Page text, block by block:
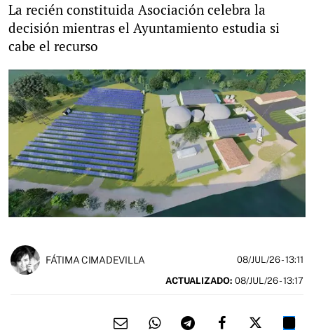
La recién constituida Asociación celebra la
decisión mientras el Ayuntamiento estudia si
cabe el recurso
FÁTIMA CIMADEVILLA 08/JUL/26- 13:11
ACTUALIZADO: 08/JUL/26 - 13:17